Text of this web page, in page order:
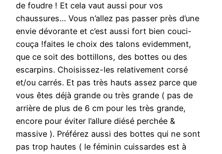
de foudre ! Et cela vaut aussi pour vos
chaussures… Vous n’allez pas passer près d’une
envie dévorante et c’est aussi fort bien couci-
couça !faites le choix des talons evidemment,
que ce soit des bottillons, des bottes ou des
escarpins. Choisissez-les relativement corsé
et/ou carrés. Et pas très hauts assez parce que
vous êtes déjà grande ou très grande ( pas de
arrière de plus de 6 cm pour les très grande,
encore pour éviter l’allure diésé perchée &
massive ). Préférez aussi des bottes qui ne sont
pas trop hautes ( le féminin cuissardes est à